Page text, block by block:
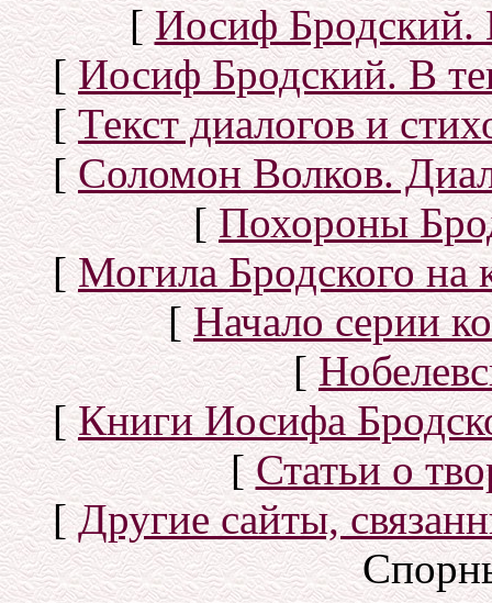
[Иосиф Бродский.
[Иосиф Бродский. В
[Текст диалогов и
[Соломон Волков.
[Похороны
[Могила Бродского
[Начало серии
[
[Книги Иосифа
[Статьи о
[Другие сайты,